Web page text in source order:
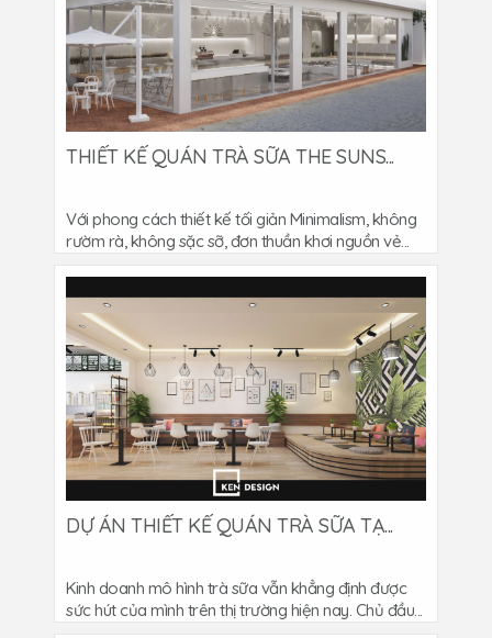
THIẾT KẾ QUÁN TRÀ SỮA THE SUNS...
Với phong cách thiết kế tối giản Minimalism, không
rườm rà, không sặc sỡ, đơn thuần khơi nguồn vẻ...
DỰ ÁN THIẾT KẾ QUÁN TRÀ SỮA TẠ...
Kinh doanh mô hình trà sữa vẫn khẳng định được
sức hút của mình trên thị trường hiện nay. Chủ đầu...